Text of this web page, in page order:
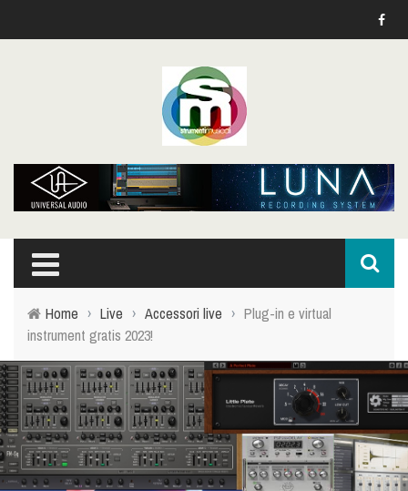
Home › Live › Accessori live › Plug-in e virtual
instrument gratis 2023!